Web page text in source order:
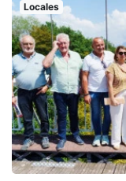
Locales